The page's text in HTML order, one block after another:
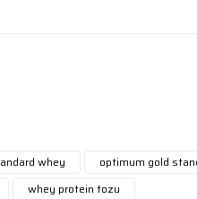
whey
optimum gold
whey protein tozu